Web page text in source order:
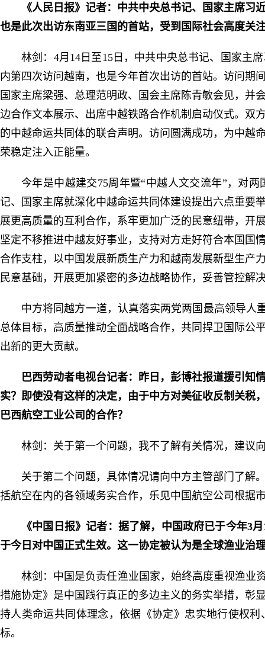
《人民日报》记者：中共中央总书记、国家主席
也是此次出访东南亚三国的首站，受到国际社会高度关
林剑：4月14日至15日，中共中央总书记、国家主
内第四次访问越南，也是今年首次出访的首站。访问期
国家主席梁强、总理范明政、国会主席陈青敏会见，并
边合作文本展示、出席中越铁路合作机制启动仪式。双
的中越命运共同体的联合声明。访问圆满成功，为中越
荣稳定注入正能量。
今年是中越建交75周年暨“中越人文交流年”，对
记、国家主席就深化中越命运共同体建设提出六点重要
展更高质量的互利合作，系牢更加广泛的民意纽带，开
坚定不移推进中越友好事业，支持对方走好符合本国国
合作支柱，以中国发展新质生产力和越南发展新型生产
民意基础，开展更加紧密的多边战略协作，妥善管控解
中方将同越方一道，认真落实两党两国最高领导人
总体目标，高质量推动全面战略合作，共同捍卫国际公
出新的更大贡献。
巴西劳动者电视台记者：昨日，彭博社报道援引知
实？即使没有这样的决定，由于中方对美征收反制关税
巴西航空工业公司的合作？
林剑：关于第一个问题，我不了解有关情况，建议
关于第二个问题，具体情况请向中方主管部门了解
括航空在内的各领域务实合作，乐见中国航空公司根据
《中国日报》记者：据了解，中国政府已于今年3
于今日对中国正式生效。这一协定被认为是全球渔业治
林剑：中国是负责任渔业国家，始终高度重视渔业
措施协定》是中国践行真正的多边主义的务实举措，彰
持人类命运共同体理念，依据《协定》忠实地行使权
标。